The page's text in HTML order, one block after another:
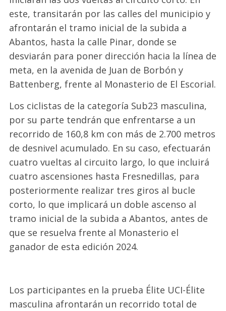
este, transitarán por las calles del municipio y
afrontarán el tramo inicial de la subida a
Abantos, hasta la calle Pinar, donde se
desviarán para poner dirección hacia la línea de
meta, en la avenida de Juan de Borbón y
Battenberg, frente al Monasterio de El Escorial.
Los ciclistas de la categoría Sub23 masculina,
por su parte tendrán que enfrentarse a un
recorrido de 160,8 km con más de 2.700 metros
de desnivel acumulado. En su caso, efectuarán
cuatro vueltas al circuito largo, lo que incluirá
cuatro ascensiones hasta Fresnedillas, para
posteriormente realizar tres giros al bucle
corto, lo que implicará un doble ascenso al
tramo inicial de la subida a Abantos, antes de
que se resuelva frente al Monasterio el
ganador de esta edición 2024.
Los participantes en la prueba Élite UCI-Élite
masculina afrontarán un recorrido total de